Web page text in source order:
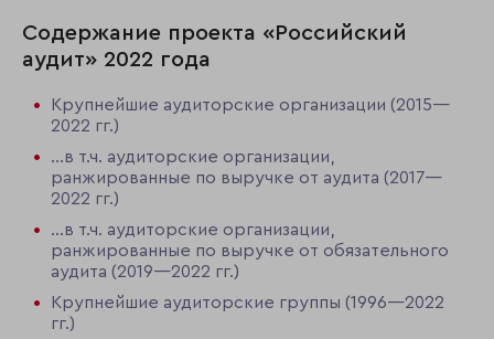
Содержание проекта «Российский
аудит» 2022 года
Крупнейшие аудиторские организации (2015—
2022 гг.)
…в т.ч. аудиторские организации,
ранжированные по выручке от аудита (2017—
2022 гг.)
…в т.ч. аудиторские организации,
ранжированные по выручке от обязательного
аудита (2019—2022 гг.)
Крупнейшие аудиторские группы (1996—2022
гг.)